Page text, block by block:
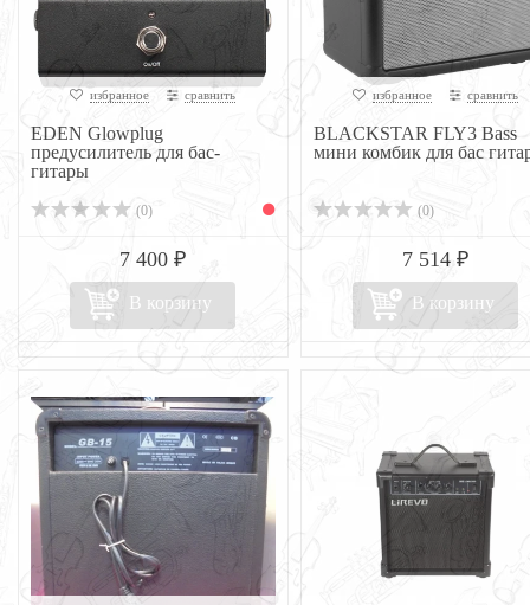
избранное сравнить
EDEN Glowplug
предусилитель для бас-
гитары
(0)
7 400 ₽
В корзину
избранное сравнить
BLACKSTAR FLY3 Bass
мини комбик для бас
(0)
7 514 ₽
В корзину